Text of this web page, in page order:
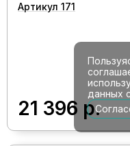
Артикул 171
21 396 р.
данных